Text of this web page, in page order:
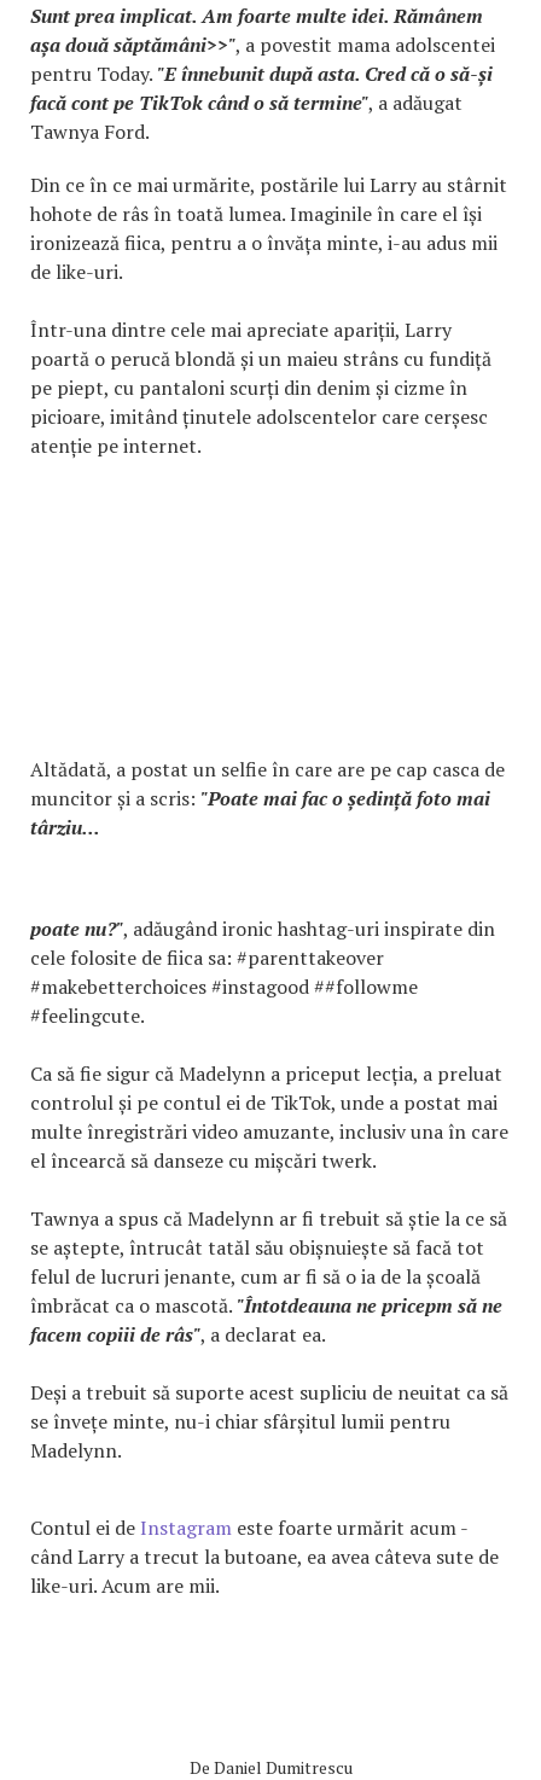
Sunt prea implicat. Am foarte multe idei. Rămânem
așa două săptămâni>>", a povestit mama adolscentei
pentru Today. "E înnebunit după asta. Cred că o să-și
facă cont pe TikTok când o să termine", a adăugat
Tawnya Ford.
Din ce în ce mai urmărite, postările lui Larry au stârnit
hohote de râs în toată lumea. Imaginile în care el își
ironizează fiica, pentru a o învăța minte, i-au adus mii
de like-uri.
Într-una dintre cele mai apreciate apariții, Larry
poartă o perucă blondă și un maieu strâns cu fundiță
pe piept, cu pantaloni scurți din denim și cizme în
picioare, imitând ținutele adolscentelor care cerșesc
atenție pe internet.
Altădată, a postat un selfie în care are pe cap casca de
muncitor și a scris: "Poate mai fac o ședință foto mai
târziu...
poate nu?", adăugând ironic hashtag-uri inspirate din
cele folosite de fiica sa: #parenttakeover
#makebetterchoices #instagood ##followme
#feelingcute.
Ca să fie sigur că Madelynn a priceput lecția, a preluat
controlul și pe contul ei de TikTok, unde a postat mai
multe înregistrări video amuzante, inclusiv una în care
el încearcă să danseze cu mișcări twerk.
Tawnya a spus că Madelynn ar fi trebuit să știe la ce să
se aștepte, întrucât tatăl său obișnuiește să facă tot
felul de lucruri jenante, cum ar fi să o ia de la școală
îmbrăcat ca o mascotă. "Întotdeauna ne pricepm să ne
facem copiii de râs", a declarat ea.
Deși a trebuit să suporte acest supliciu de neuitat ca să
se învețe minte, nu-i chiar sfârșitul lumii pentru
Madelynn.
Contul ei de Instagram este foarte urmărit acum -
când Larry a trecut la butoane, ea avea câteva sute de
like-uri. Acum are mii.
De Daniel Dumitrescu